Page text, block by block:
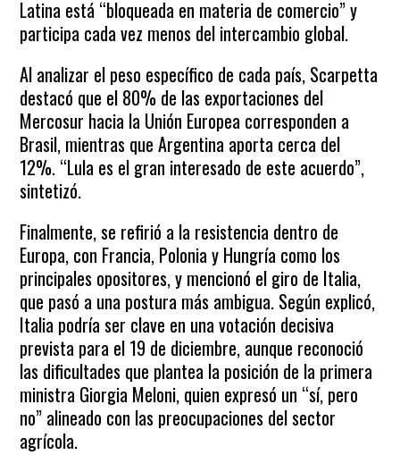
Latina está “bloqueada en materia de comercio” y
participa cada vez menos del intercambio global.
Al analizar el peso específico de cada país, Scarpetta
destacó que el 80% de las exportaciones del
Mercosur hacia la Unión Europea corresponden a
Brasil, mientras que Argentina aporta cerca del
12%. “Lula es el gran interesado de este acuerdo”,
sintetizó.
Finalmente, se refirió a la resistencia dentro de
Europa, con Francia, Polonia y Hungría como los
principales opositores, y mencionó el giro de Italia,
que pasó a una postura más ambigua. Según explicó,
Italia podría ser clave en una votación decisiva
prevista para el 19 de diciembre, aunque reconoció
las dificultades que plantea la posición de la primera
ministra Giorgia Meloni, quien expresó un “sí, pero
no” alineado con las preocupaciones del sector
agrícola.